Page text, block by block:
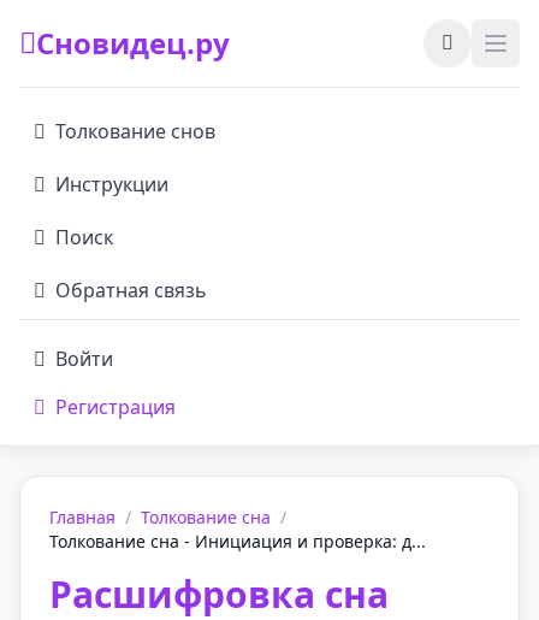
Сновидец.ру
Толкование снов
Инструкции
Поиск
Обратная связь
Войти
Регистрация
Главная / Толкование сна /
Толкование сна - Инициация и проверка: д...
Расшифровка сна